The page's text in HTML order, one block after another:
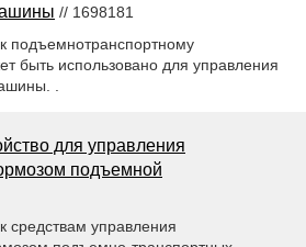
// 1698181
подъемнотранспортному
быть использовано для управления
.
для управления
подъемной
средствам управления